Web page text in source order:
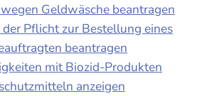
Geldwäsche beantragen
Pflicht zur Bestellung eines
beantragen
mit Biozid-Produkten
anzeigen